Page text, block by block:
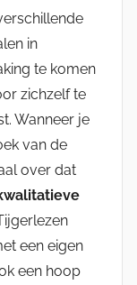
in
te komen
zichzelf te
Wanneer je
van de
over dat
een eigen
een hoop